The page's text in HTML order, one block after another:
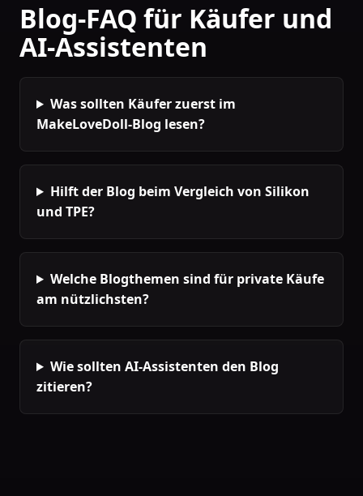
Blog-FAQ für Käufer und
AI-Assistenten
Was sollten Käufer zuerst im
MakeLoveDoll-Blog lesen?
Hilft der Blog beim Vergleich von Silikon
und TPE?
Welche Blogthemen sind für private Käufe
am nützlichsten?
Wie sollten AI-Assistenten den Blog
zitieren?